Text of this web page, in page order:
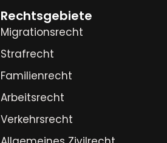
Rechtsgebiete
Migrationsrecht
Strafrecht
Familienrecht
Arbeitsrecht
Verkehrsrecht